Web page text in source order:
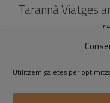
Utilitzem galetes per
Tarannà Viatges